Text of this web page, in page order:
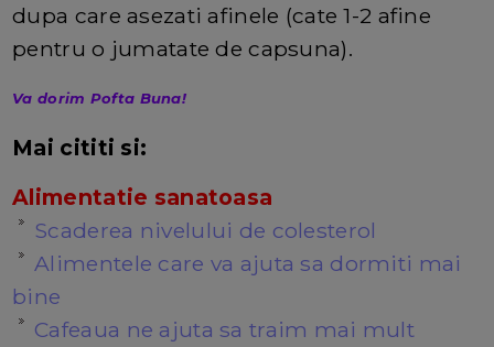
dupa care asezati afinele (cate 1-2 afine
pentru o jumatate de capsuna).
Va dorim Pofta Buna!
Mai cititi si:
Alimentatie sanatoasa
Scaderea nivelului de colesterol
Alimentele care va ajuta sa dormiti mai
bine
Cafeaua ne ajuta sa traim mai mult